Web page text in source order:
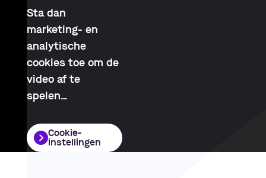
Sta dan
marketing- en
analytische
cookies toe om de
video af te
spelen…
Cookie-
instellingen